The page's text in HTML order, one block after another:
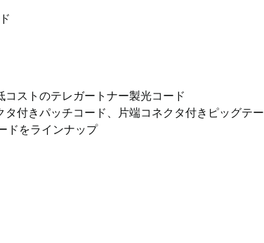
コストのテレガートナー製光コード
タ付きパッチコード、片端コネクタ付きピッグテー
ドをラインナップ